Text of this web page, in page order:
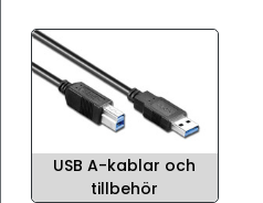
USB A-kablar och
tillbehör